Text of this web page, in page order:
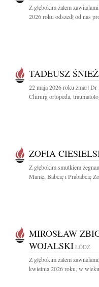
Z głębokim żalem
2026 roku odszedł od nas
TADEUSZ
22 maja 2026 roku zmarł Dr
Chirurg ortopeda,
ZOFIA
Z głębokim smutkiem
Mamę, Babcię i Prababcię
MIROSŁAW
WOJALSKI ŁÓDŹ
Z głębokim żalem
kwietnia 2026 roku, w wieku